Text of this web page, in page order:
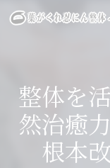
整体を
然治癒
根本